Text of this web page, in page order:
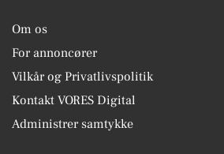
Om os
For annoncører
Vilkår og Privatlivspolitik
Kontakt VORES Digital
Administrer samtykke